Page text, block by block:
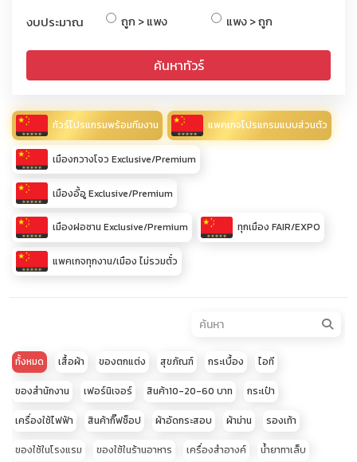
งบประมาณ ถูก > แพง แพง > ถูก
ค้นหาทัวร์
ทัวร์โปรแกรมพร้อมทีมงาน แพคเกจโปรแกรมแบบส่วนตัว
เมืองกวางโจว Exclusive/Premium
เมืองอี้อู Exclusive/Premium
เมืองฝอซาน Exclusive/Premium ทุกเมือง FAIR/EXPO
แพคเกจทุกงาน/เมือง ไม่รวมตั๋ว
ทั้งหมด เสื้อผ้า ของตกแต่ง สุขภัณฑ์ กระเบื้อง ไอที
ของสำนักงาน เฟอร์นิเจอร์ สินค้า10-20-60 บาท กระเป๋า
เครื่องใช้ไฟฟ้า สินค้ากิ๊ฟช็อป ผ้าอัดกระสอบ ผ้าม่าน รองเท้า
ของใช้ในโรงแรม ของใช้ในร้านอาหาร เครื่องสำอางค์ น้ำยาทาเล็บ